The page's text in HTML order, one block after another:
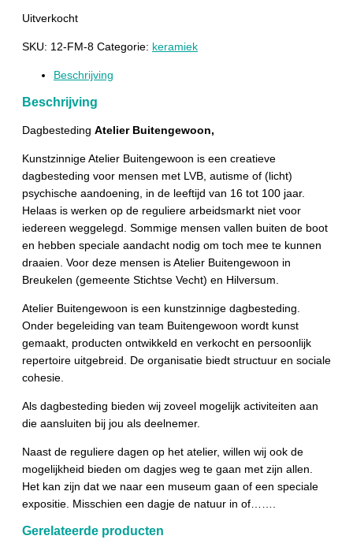
Uitverkocht
SKU: 12-FM-8 Categorie: keramiek
Beschrijving
Beschrijving
Dagbesteding Atelier Buitengewoon,
Kunstzinnige Atelier Buitengewoon is een creatieve
dagbesteding voor mensen met LVB, autisme of (licht)
psychische aandoening, in de leeftijd van 16 tot 100 jaar.
Helaas is werken op de reguliere arbeidsmarkt niet voor
iedereen weggelegd. Sommige mensen vallen buiten de boot
en hebben speciale aandacht nodig om toch mee te kunnen
draaien. Voor deze mensen is Atelier Buitengewoon in
Breukelen (gemeente Stichtse Vecht) en Hilversum.
Atelier Buitengewoon is een kunstzinnige dagbesteding.
Onder begeleiding van team Buitengewoon wordt kunst
gemaakt, producten ontwikkeld en verkocht en persoonlijk
repertoire uitgebreid. De organisatie biedt structuur en sociale
cohesie.
Als dagbesteding bieden wij zoveel mogelijk activiteiten aan
die aansluiten bij jou als deelnemer.
Naast de reguliere dagen op het atelier, willen wij ook de
mogelijkheid bieden om dagjes weg te gaan met zijn allen.
Het kan zijn dat we naar een museum gaan of een speciale
expositie. Misschien een dagje de natuur in of…….
Gerelateerde producten